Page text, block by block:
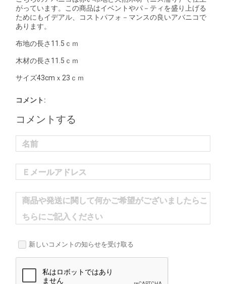
がっています。この商品はイベントやパ－ティを盛り上げる
ためにもイデアル、コストパフォ－マンスの良いアバニコで
あります。
布地の長さ11.5ｃｍ
木材の長さ11.5ｃｍ
サイズ43cmｘ23ｃｍ
コメント:
コメントする
名前
Ｅメールアドレス
商品や発送に関して何かご希望がございましたらこ
ちらにご記入ください
新しいコメントの知らせを受け取る